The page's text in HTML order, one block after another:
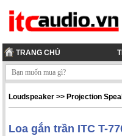
TRANG CHỦ
Loudspeaker >>Projection
Loa gắn trần ITC T-